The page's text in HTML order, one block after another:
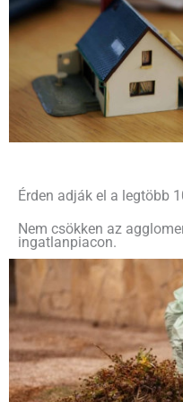
Érden adják el a legtöbb
Nem csökken az
ingatlanpiacon.